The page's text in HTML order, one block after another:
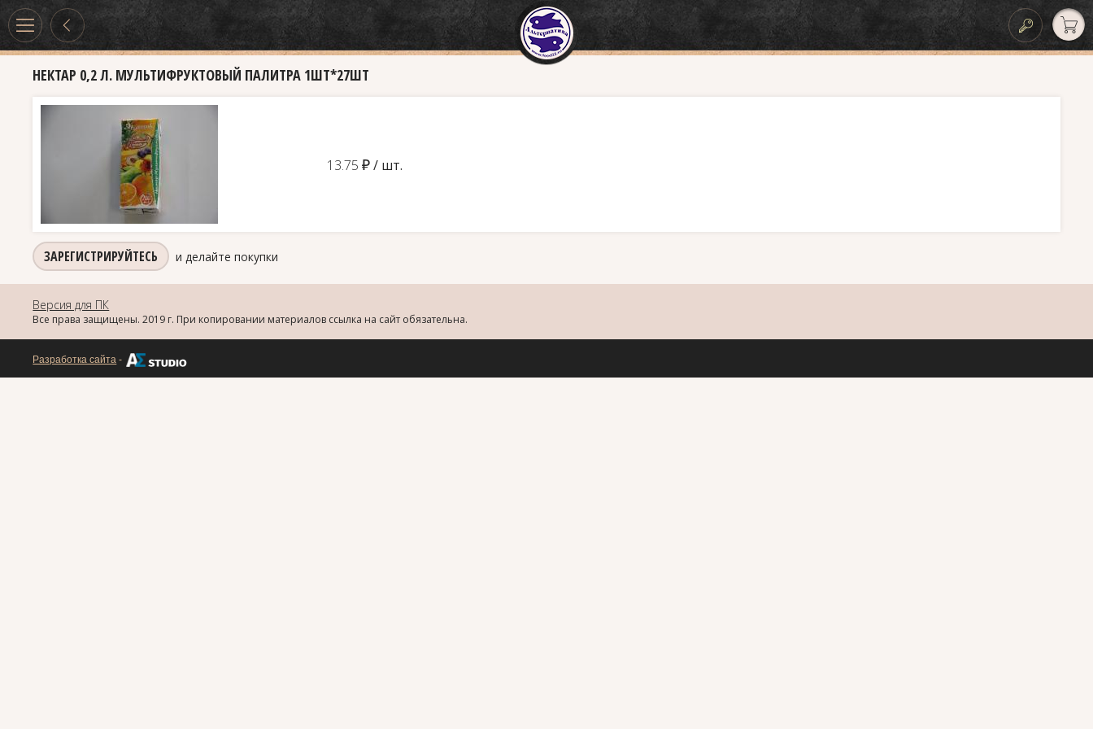
НЕКТАР 0,2 Л. МУЛЬТИФРУКТОВЫЙ ПАЛИТРА 1ШТ*27ШТ
13.75 д/ шт.
ЗАРЕГИСТРИРУЙТЕСЬ и делайте покупки
Версия для ПК
Все права защищены. 2019 г. При копировании материалов ссылка на сайт обязательна.
Разработка сайта -